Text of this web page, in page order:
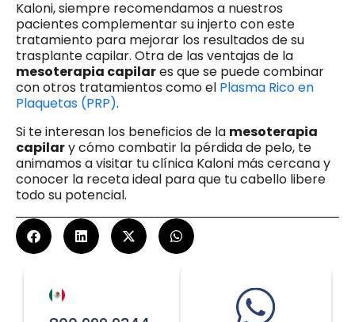
Kaloni, siempre recomendamos a nuestros
pacientes complementar su injerto con este
tratamiento para mejorar los resultados de su
trasplante capilar. Otra de las ventajas de la
mesoterapia capilares que se puede combinar
con otros tratamientos como el Plasma Rico en
Plaquetas (PRP).
Si te interesan los beneficios de la mesoterapia
capilary cómo combatir la pérdida de pelo, te
animamos a visitar tu clínica Kaloni más cercana y
conocer la receta ideal para que tu cabello libere
todo su potencial.